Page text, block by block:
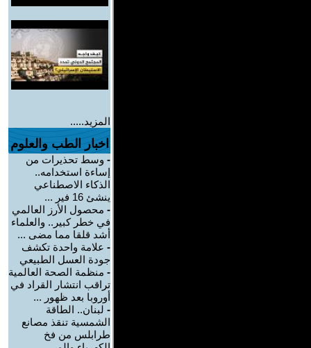
المزيد.....
اخبار الطب والعلوم
- وسط تحذيرات من
إساءة استخدامه..
الذكاء الاصطناعي
ينشئ 16 فير ...
- محصول الأرز العالمي
في خطر كبير.. والعلماء
أشد قلقا مما مضى ...
- علامة واحدة تكشف
جودة العسل الطبيعي
- منظمة الصحة العالمية
تراقب انتشار القراد في
أوروبا بعد ظهور ...
- لبنان.. الطاقة
الشمسية تنقذ مصانع
طرابلس من فخ